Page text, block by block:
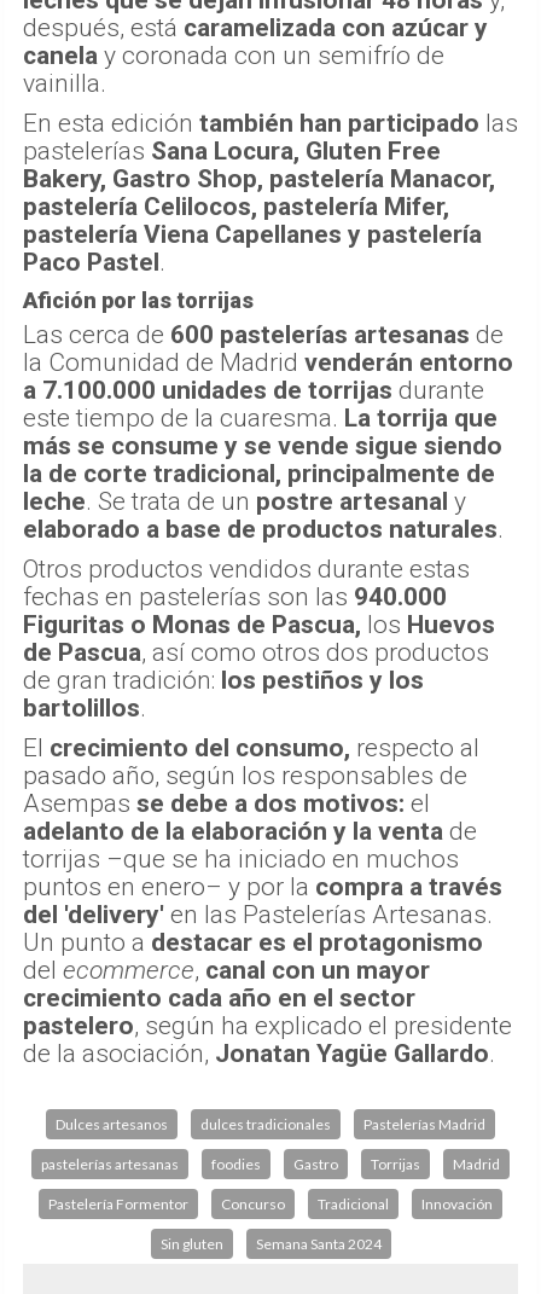
después, está caramelizada con azúcar y
canela y coronada con un semifrío de
vainilla.
En esta edición también han participado las
pastelerías Sana Locura, Gluten Free
Bakery, Gastro Shop, pastelería Manacor,
pastelería Celilocos, pastelería Mifer,
pastelería Viena Capellanes y pastelería
Paco Pastel.
Afición por las torrijas
Las cerca de 600 pastelerías artesanas de
la Comunidad de Madrid venderán entorno
a 7.100.000 unidades de torrijas durante
este tiempo de la cuaresma. La torrija que
más se consume y se vende sigue siendo
la de corte tradicional, principalmente de
leche. Se trata de un postre artesanal y
elaborado a base de productos naturales.
Otros productos vendidos durante estas
fechas en pastelerías son las 940.000
Figuritas o Monas de Pascua, los Huevos
de Pascua, así como otros dos productos
de gran tradición: los pestiños y los
bartolillos.
El crecimiento del consumo, respecto al
pasado año, según los responsables de
Asempas se debe a dos motivos: el
adelanto de la elaboración y la venta de
torrijas –que se ha iniciado en muchos
puntos en enero– y por la compra a través
del 'delivery' en las Pastelerías Artesanas.
Un punto a destacar es el protagonismo
del ecommerce, canal con un mayor
crecimiento cada año en el sector
pastelero, según ha explicado el presidente
de la asociación, Jonatan Yagüe Gallardo.
Dulces artesanos dulces tradicionales Pastelerías Madrid
pastelerías artesanas foodies Gastro Torrijas Madrid
Pastelería Formentor Concurso Tradicional Innovación
Sin gluten Semana Santa 2024